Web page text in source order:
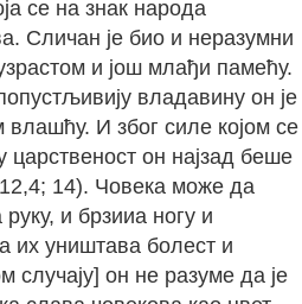
се на знак народа
Сличан је био и неразумни
и још млађи памећу.
владавину он је
влашћу. И због силе којом се
царственост он најзад беше
14). Човека може да
и брзииа ногу и
их уништава болест и
случају] он не разуме да је